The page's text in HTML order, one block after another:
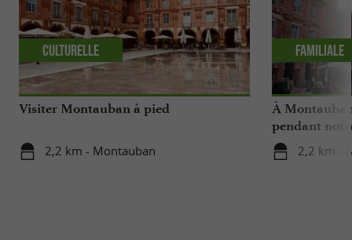
Visiter Montauban à pied
2,2 km - Montauban
Culturelle
À
pendant
2,2 km -
Familiale